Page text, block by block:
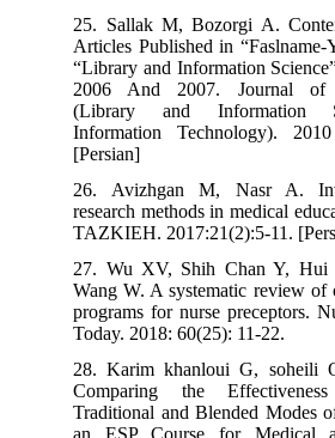
25. Sallak M, Bozorgi A.
Articles Published in
“Library and Information
2006 And 2007. Journal of
(Library and Information
Information Technology).
[Persian]
26. Avizhgan M, Nasr A.
research methods in medical
TAZKIEH. 2017:21(2):5-11.
27. Wu XV, Shih Chan Y,
Wang W. A systematic review
programs for nurse preceptors.
Today. 2018: 60(25): 11-22.
28. Karim khanloui G, soheili
Comparing the
Traditional and Blended Modes
an ESP Course for Medical